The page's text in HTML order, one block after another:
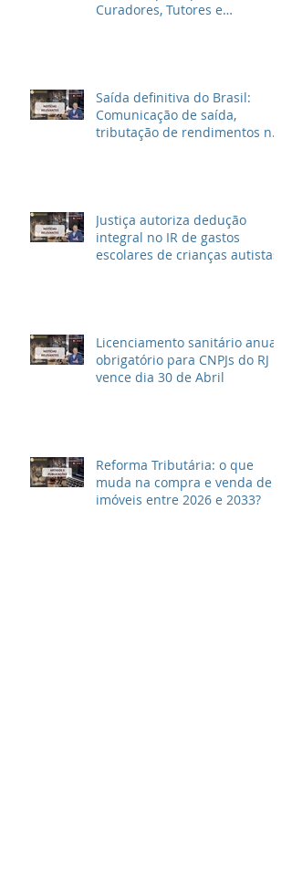
Curadores, Tutores e
Saída definitiva do Brasil:
Comunicação de saída,
tributação de rendimentos no
Justiça autoriza dedução
integral no IR de gastos
escolares de crianças autistas
Licenciamento sanitário anual
obrigatório para CNPJs do RJ
vence dia 30 de Abril
Reforma Tributária: o que
muda na compra e venda de
imóveis entre 2026 e 2033?